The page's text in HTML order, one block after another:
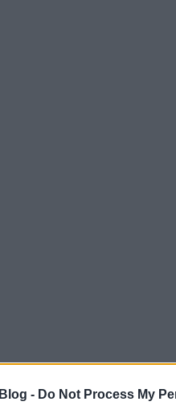
Blog - Do Not Process My